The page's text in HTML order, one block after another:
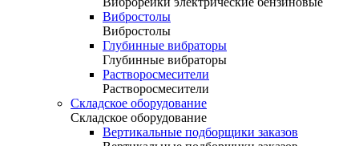
Вибростолы
Вибростолы
Глубинные вибраторы
Глубинные вибраторы
Растворосмесители
Растворосмесители
Складское оборудование
Складское оборудование
Вертикальные подборщики заказов